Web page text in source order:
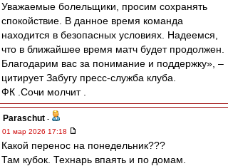
Уважаемые болельщики, просим сохранять
спокойствие. В данное время команда
находится в безопасных условиях. Надеемся,
что в ближайшее время матч будет продолжен.
Благодарим вас за понимание и поддержку», –
цитирует Забугу пресс-служба клуба.
ФК .Сочи молчит .
Paraschut -
01 мар 2026 17:18
Какой перенос на понедельник???
Там кубок. Технарь впаять и по домам.